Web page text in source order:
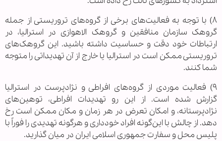
۸) با توجه به فعالیت‌های برخی از گروه‌های تروریستی از جمله
گروهک سازمان منافقین و گروهک الاهوازی در استرالیا، در
ارتباطات خود دقت و حساسیت داشته باشید. این گروهک‌های
تروریستی ممکن است در استرالیا یا خارج از آن تهدیداتی را متوجه
شما کنند.
۹) فعالیت موردی از گروه‌های افراطی و نژادپرست در استرالیا
گزارش شده است. از این رو تهدیدات افراطی، توهین‌های
نژادپرستانه، و امکان تعرض در هر زمان و مکان ممکن است رخ
دهد. از چالش با این‌گونه افراد خودداری و هرگونه تهدیدی را فوراً با
پلیس محل و سفارت جمهوری اسلامی ایران در میان گذارید.